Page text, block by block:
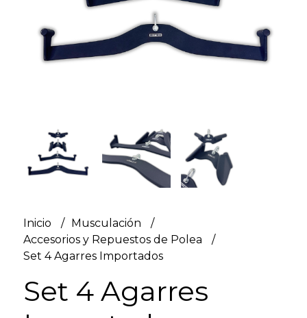
Inicio
Musculación
Accesorios y Repuestos de Polea
Set 4 Agarres Importados
Set 4 Agarres